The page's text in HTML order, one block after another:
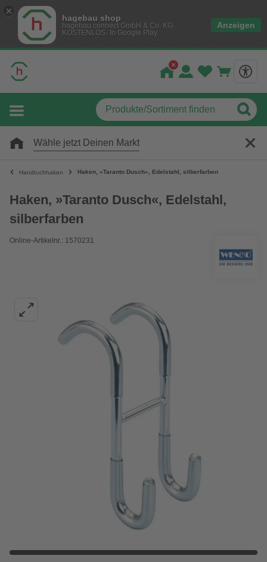
hagebau shop
hagebau connect GmbH & Co. KG
KOSTENLOS- In Google Play
Anzeigen
Wähle jetzt Deinen Markt
Handtuchhaken Haken, »Taranto Dusch«, Edelstahl, silberfarben
Haken, »Taranto Dusch«, Edelstahl,
silberfarben
Online-Artikelnr.: 1570231